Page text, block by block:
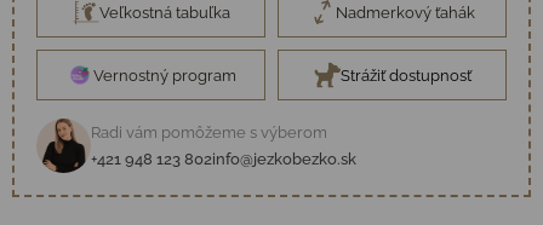
Veľkostná tabuľka Nadmerkový ťahák
Vernostný program Strážiť dostupnosť
Radi vám pomôžeme s výberom
+421 948 123 802info@jezkobezko.sk